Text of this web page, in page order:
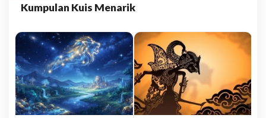
Kumpulan Kuis Menarik